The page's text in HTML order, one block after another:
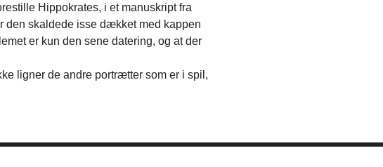
Hippokrates, i et manuskript fra
den skaldede isse dækket med kappen
er kun den sene datering, og at der
ligner de andre portrætter som er i spil,